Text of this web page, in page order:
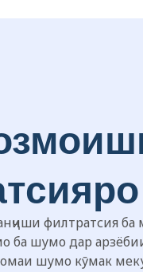
филтратсия ба
ба шумо дар
шумо кӯмак